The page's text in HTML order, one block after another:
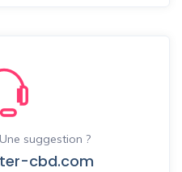
suggestion ?
cbd.com